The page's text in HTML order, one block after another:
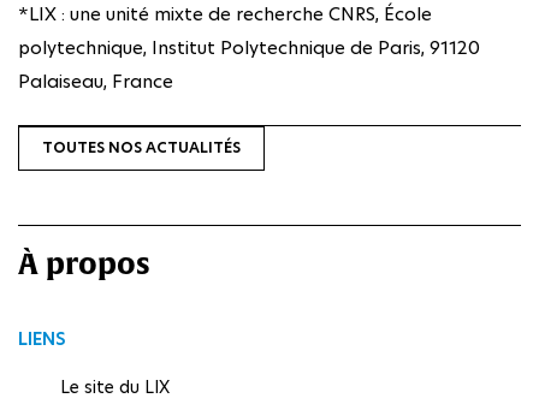
*LIX : une unité mixte de recherche CNRS, École
polytechnique, Institut Polytechnique de Paris, 91120
Palaiseau, France
TOUTES NOS ACTUALITÉS
À propos
LIENS
Le site du LIX